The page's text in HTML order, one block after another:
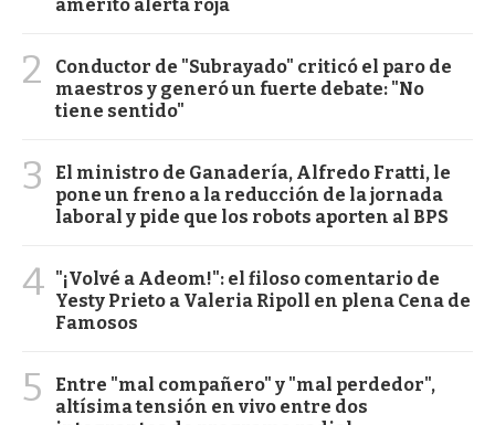
ameritó alerta roja
2
Conductor de "Subrayado" criticó el paro de
maestros y generó un fuerte debate: "No
tiene sentido"
3
El ministro de Ganadería, Alfredo Fratti, le
pone un freno a la reducción de la jornada
laboral y pide que los robots aporten al BPS
4 "¡Volvé a Adeom!": el filoso comentario de
Yesty Prieto a Valeria Ripoll en plena Cena de
Famosos
5
Entre "mal compañero" y "mal perdedor",
altísima tensión en vivo entre dos